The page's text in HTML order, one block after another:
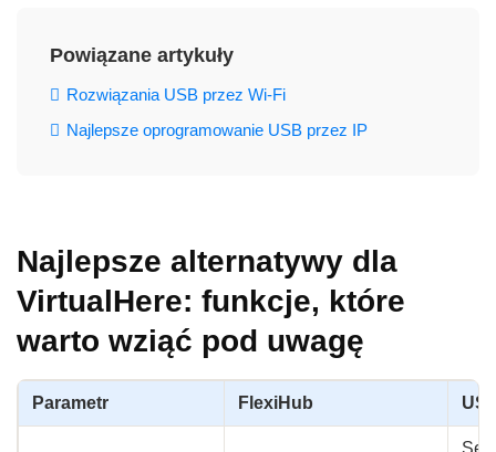
Powiązane artykuły
Rozwiązania USB przez Wi‑Fi
Najlepsze oprogramowanie USB przez IP
Najlepsze alternatywy dla
VirtualHere: funkcje, które
warto wziąć pod uwagę
Parametr FlexiHub